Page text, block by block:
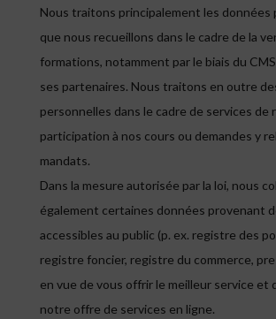
Nous traitons principalement les données
que nous recueillons dans le cadre de la
formations, notamment par le biais du
ses partenaires. Nous traitons en outre
personnelles dans le cadre de services de
participation à nos cours ou demandes y
mandats.
Dans la mesure autorisée par la loi, nous
également certaines données provenant
accessibles au public (p. ex. registre des
registre foncier, registre du commerce,
en vue de vous offrir le meilleur service et
notre offre de services en ligne.